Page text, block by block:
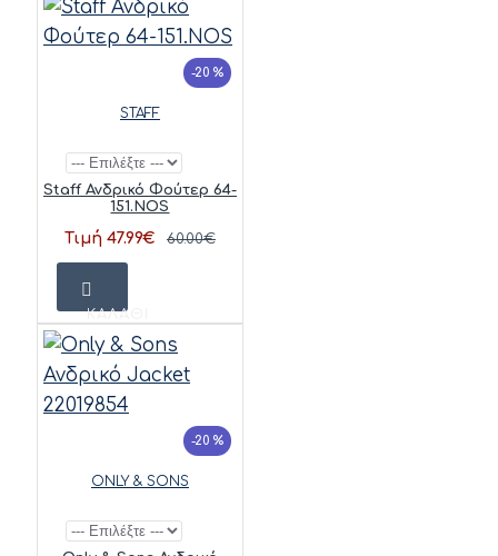
-20 %
STAFF
Staff Ανδρικό Φούτερ 64-
151.NOS
Τιμή 47.99€ 60.00€
ΚΑΛΆΘΙ
-20 %
ONLY & SONS